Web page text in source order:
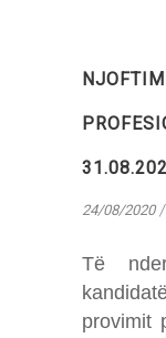
24/08/2020
Të
provimit